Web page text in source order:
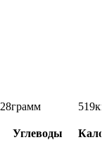
28грамм 519
Углеводы